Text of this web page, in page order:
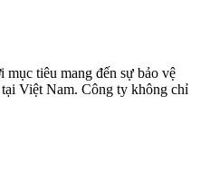
tiêu mang đến sự bảo vệ
Việt Nam. Công ty không chỉ